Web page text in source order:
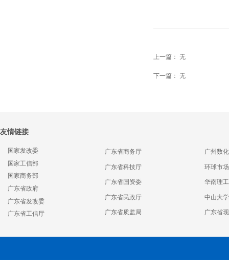
上一篇： 无
下一篇： 无
友情链接
国家发改委
国家工信部
国家商务部
广东省政府
广东省发改委
广东省工信厅
广东省商务厅
广东省科技厅
广东省国资委
广东省民政厅
广东省质监局
广州数
环球市
华南理
中山大学
广东省